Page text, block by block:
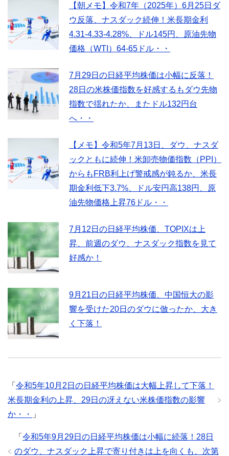
【朝メモ】令和7年（2025年）6月25日ダ
ウ反落、ナスダック続伸！米長期金利
4.31-4.33-4.28%、ドル145円、原油先物
価格（WTI）64-65ドル・・
7月29日の日経平均株価は小幅に反落！
28日の米株価指数を好感するもダウ先物
指数で揺れたか、またドル132円台
へ・・
【メモ】令和5年7月13日、ダウ、ナスダ
ックともに続伸！米卸売物価指数（PPI）
からもFRB利上げ警戒感が鈍るか、米長
期金利低下3.7%、ドル安円高138円、原
油先物価格上昇76ドル・・
7月12日の日経平均株価、TOPIXは上
昇、前週のダウ、ナスダック指数を見て
好感か！
9月21日の日経平均株価、中国恒大の影
響を受けた20日のダウに倣ったか、大き
く下落！
「 令和5年10月2日の日経平均株価は大幅上昇して下落！
米長期金利の上昇、29日の冴えない米株価指数の影響
か・・
」
「 令和5年9月29日の日経平均株価は小幅に続落！28日
のダウ、ナスダック上昇で寄り付きは上を向くも、次第